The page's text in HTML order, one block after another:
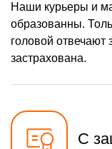
Наши курьеры и
образованны.
головой отвечают
застрахована.
С